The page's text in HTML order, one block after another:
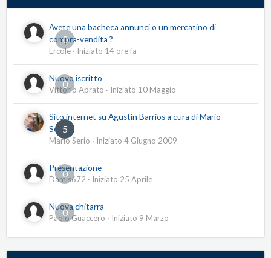
0
Avete una bacheca annunci o un mercatino di
compra-vendita ?
Ercole · Iniziato 14 ore fa
0
Nuovo iscritto
Vittorio Aprato · Iniziato 10 Maggio
5
Sito internet su Agustín Barrios a cura di Mario
Serio
Mario Serio · Iniziato 4 Giugno 2009
0
Presentazione
Damis672 · Iniziato 25 Aprile
0
Nuova chitarra
Paolo Guaccero · Iniziato 9 Marzo